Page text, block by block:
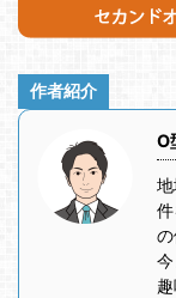
作者紹介
O